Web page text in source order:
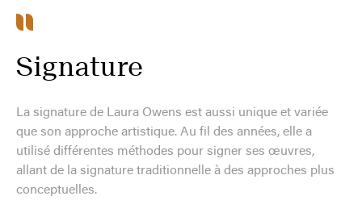
Signature
La signature de Laura Owens est aussi unique et variée
que son approche artistique. Au fil des années, elle a
utilisé différentes méthodes pour signer ses œuvres,
allant de la signature traditionnelle à des approches plus
conceptuelles.